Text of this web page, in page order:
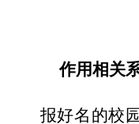
作用相关
报好名的校